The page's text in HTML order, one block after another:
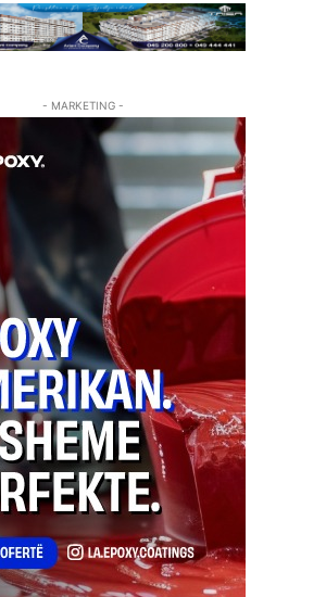
- MARKETING -